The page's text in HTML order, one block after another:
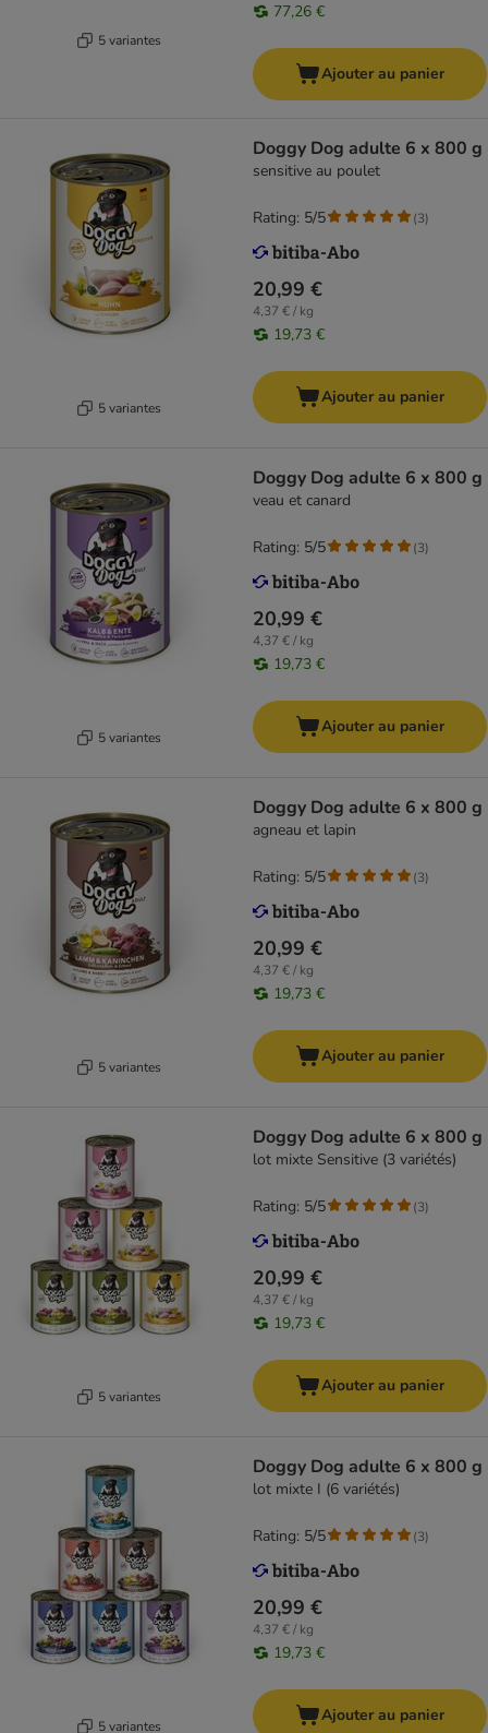
5 variantes
77,26 €
Ajouter au panier
5 variantes
Doggy Dog adulte 6 x 800 g
sensitive au poulet
20,99 €
4,37 € / kg
19,73 €
Rating: 5/5 (3)
Ajouter au panier
5 variantes
Doggy Dog adulte 6 x 800 g
veau et canard
20,99 €
4,37 € / kg
19,73 €
Rating: 5/5 (3)
Ajouter au panier
5 variantes
Doggy Dog adulte 6 x 800 g
agneau et lapin
20,99 €
4,37 € / kg
19,73 €
Rating: 5/5 (3)
Ajouter au panier
5 variantes
Doggy Dog adulte 6 x 800 g
lot mixte Sensitive (3 variétés)
20,99 €
4,37 € / kg
19,73 €
Rating: 5/5 (3)
Ajouter au panier
5 variantes
Doggy Dog adulte 6 x 800 g
lot mixte I (6 variétés)
20,99 €
4,37 € / kg
19,73 €
Rating: 5/5 (3)
Ajouter au panier